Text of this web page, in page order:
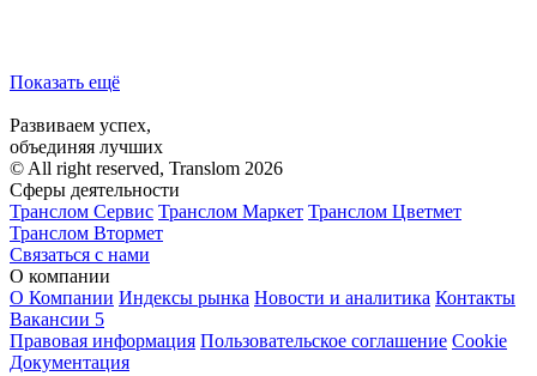
Показать ещё
Развиваем успех,
объединяя лучших
© All right reserved, Translom 2026
Сферы деятельности
Транслом Сервис Транслом Маркет Транслом Цветмет
Транслом Втормет
Связаться с нами
О компании
О Компании Индексы рынка Новости и аналитика Контакты
Вакансии 5
Правовая информация Пользовательское соглашение Cookie
Документация